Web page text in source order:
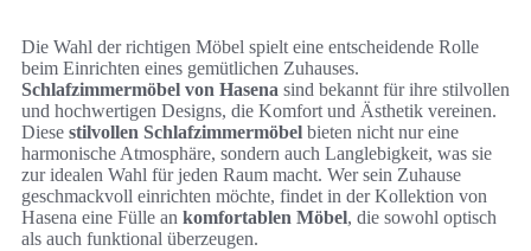
Die Wahl der richtigen Möbel spielt eine entscheidende Rolle
beim Einrichten eines gemütlichen Zuhauses.
Schlafzimmermöbel von Hasena sind bekannt für ihre stilvollen
und hochwertigen Designs, die Komfort und Ästhetik vereinen.
Diese stilvollen Schlafzimmermöbel bieten nicht nur eine
harmonische Atmosphäre, sondern auch Langlebigkeit, was sie
zur idealen Wahl für jeden Raum macht. Wer sein Zuhause
geschmackvoll einrichten möchte, findet in der Kollektion von
Hasena eine Fülle an komfortablen Möbel, die sowohl optisch
als auch funktional überzeugen.